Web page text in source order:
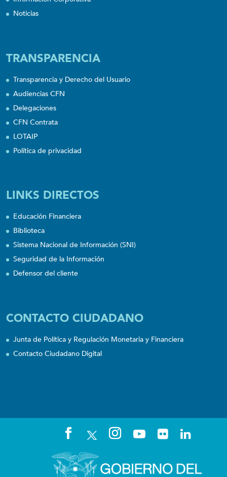
Noticias
TRANSPARENCIA
Transparencia y Derecho del Usuario
Audiencias CFN
Delegaciones
CFN Contrata
LOTAIP
Política de privacidad
LINKS DIRECTOS
Educación Financiera
Biblioteca
Sistema Nacional de Información (SNI)
Seguridad de la Información
Defensor del cliente
CONTACTO CIUDADANO
Junta de Política y Regulación Monetaria y Financiera
Contacto Ciudadano Digital